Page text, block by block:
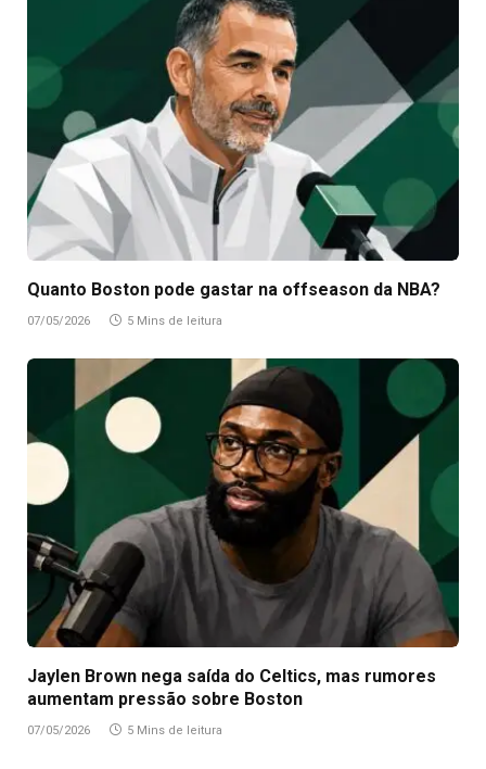
Quanto Boston pode gastar na offseason da NBA?
07/05/2026 5 Mins de leitura
Jaylen Brown nega saída do Celtics, mas rumores
aumentam pressão sobre Boston
07/05/2026 5 Mins de leitura